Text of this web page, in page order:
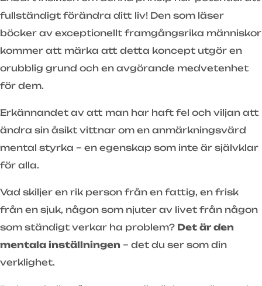
fullständigt förändra ditt liv! Den som läser
böcker av exceptionellt framgångsrika människor
kommer att märka att detta koncept utgör en
orubblig grund och en avgörande medvetenhet
för dem.
Erkännandet av att man har haft fel och viljan att
ändra sin åsikt vittnar om en anmärkningsvärd
mental styrka – en egenskap som inte är självklar
för alla.
Vad skiljer en rik person från en fattig, en frisk
från en sjuk, någon som njuter av livet från någon
som ständigt verkar ha problem? Det är den
mentala inställningen – det du ser som din
verklighet.